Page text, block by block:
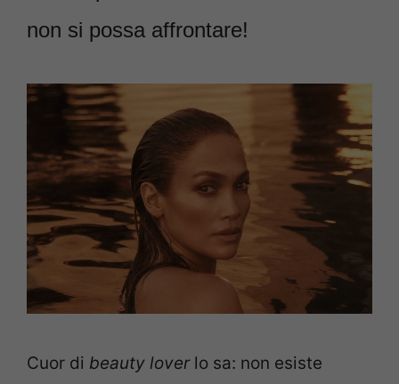
non si possa affrontare!
Cuor di beauty loverlo sa: non esiste